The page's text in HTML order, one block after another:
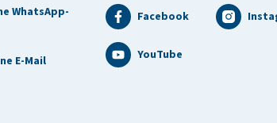
WhatsApp-
E-Mail
Facebook
YouTube